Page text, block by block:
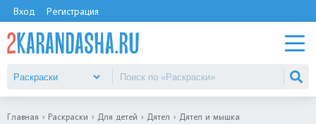
Вход Регистрация
Главная Раскраски Для детей Дятел Дятел и мышка